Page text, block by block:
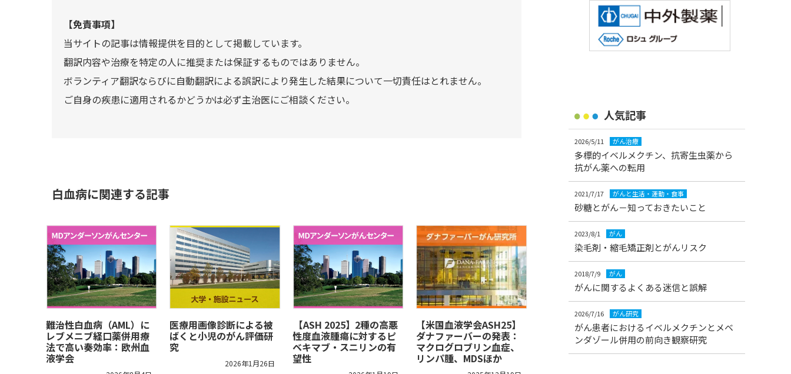
【免責事項】
当サイトの記事は情報提供を目的として掲載しています。
翻訳内容や治療を特定の人に推奨または保証するものではありません。
ボランティア翻訳ならびに自動翻訳による誤訳により発生した結果について一切責任はとれません。
ご自身の疾患に適用されるかどうかは必ず主治医にご相談ください。
白血病に関連する記事
難治性白血病（AML）に
レブメニブ経口薬併用療
法で高い奏効率：欧州血
液学会
医療用画像診断による被
ばくと小児のがん評価研
究
2026年1月26日
​【ASH 2025】2種の高悪
性度血液腫瘍に対するピ
ベキマブ・スニリンの有
望性
【米国血液学会ASH25】
ダナファーバーの発表：
マクログロブリン血症、
リンパ腫、MDSほか
人気記事
2026/5/11 がん治療
多標的イベルメクチン、抗寄生虫薬から
抗がん薬への転用
2021/7/17 がんと生活・運動・食事
砂糖とがん－知っておきたいこと
2023/8/1 がん
染毛剤・縮毛矯正剤とがんリスク
2018/7/9 がん
がんに関するよくある迷信と誤解
2026/7/16 がん研究
がん患者におけるイベルメクチンとメベ
ンダゾール併用の前向き観察研究